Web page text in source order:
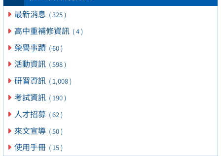
最新消息 ( 325 )
高中重補修資訊 ( 4 )
榮譽事蹟 ( 60 )
活動資訊 ( 598 )
研習資訊 ( 1,008 )
考試資訊 ( 190 )
人才招募 ( 62 )
來文宣導 ( 50 )
使用手冊 ( 15 )